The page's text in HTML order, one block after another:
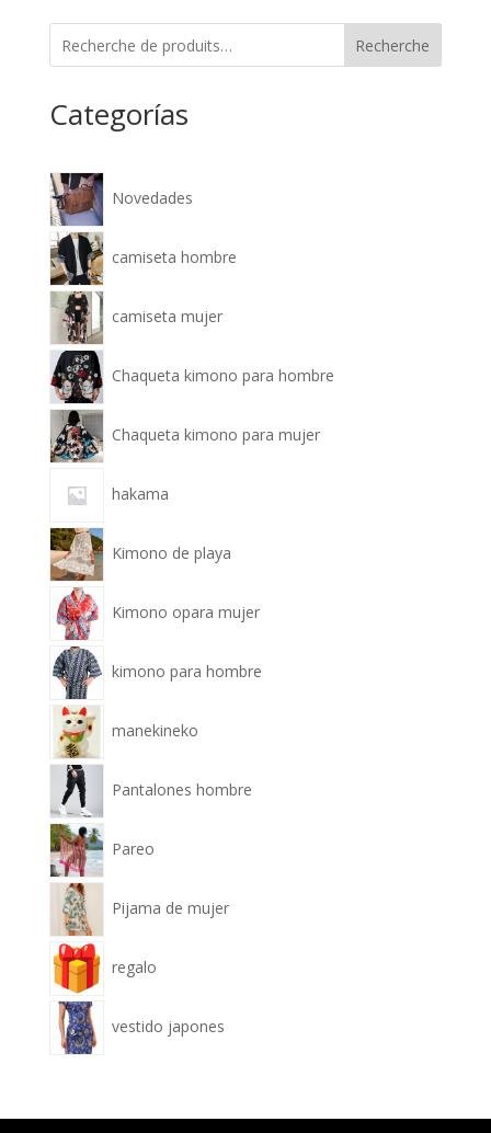
Recherche
Categorías
Novedades
camiseta hombre
camiseta mujer
Chaqueta kimono para hombre
Chaqueta kimono para mujer
hakama
Kimono de playa
Kimono opara mujer
kimono para hombre
manekineko
Pantalones hombre
Pareo
Pijama de mujer
regalo
vestido japones